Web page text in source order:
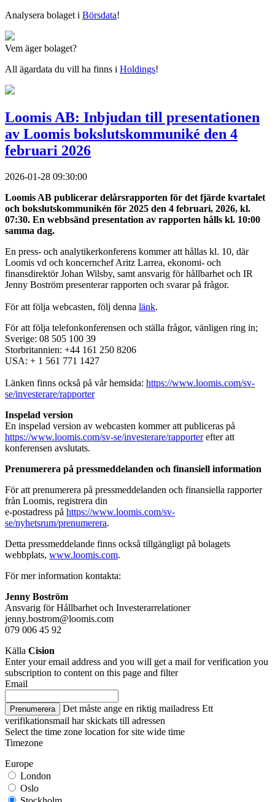
Analysera bolaget i Börsdata!
Vem äger bolaget?
All ägardata du vill ha finns i Holdings!
Loomis AB: Inbjudan till presentationen
av Loomis bokslutskommuniké den 4
februari 2026
2026-01-28 09:30:00
Loomis AB publicerar delårsrapporten för det fjärde kvartalet
och bokslutskommunikén för 2025 den 4 februari, 2026, kl.
07:30. En webbsänd presentation av rapporten hålls kl. 10:00
samma dag.
En press- och analytikerkonferens kommer att hållas kl. 10, där
Loomis vd och koncernchef Aritz Larrea, ekonomi- och
finansdirektör Johan Wilsby, samt ansvarig för hållbarhet och IR
Jenny Boström presenterar rapporten och svarar på frågor.
För att följa webcasten, följ denna länk.
För att följa telefonkonferensen och ställa frågor, vänligen ring in;
Sverige: 08 505 100 39
Storbritannien: +44 161 250 8206
USA: + 1 561 771 1427
Länken finns också på vår hemsida: https://www.loomis.com/sv-
se/investerare/rapporter
Inspelad version
En inspelad version av webcasten kommer att publiceras på
https://www.loomis.com/sv-se/investerare/rapporterefter att
konferensen avslutats.
Prenumerera på pressmeddelanden och finansiell information
För att prenumerera på pressmeddelanden och finansiella rapporter
från Loomis, registrera din
e-postadress på https://www.loomis.com/sv-
se/nyhetsrum/prenumerera.
Detta pressmeddelande finns också tillgängligt på bolagets
webbplats, www.loomis.com.
För mer information kontakta:
Jenny Boström
Ansvarig för Hållbarhet och Investerarrelationer
jenny.bostrom@loomis.com
079 006 45 92
Källa Cision
Enter your email address and you will get a mail for verification you
subscription to content on this page and filter
Email
Prenumerera Det måste ange en riktig mailadress Ett
verifikationsmail har skickats till adressen
Select the time zone location for site wide time
Timezone
Europe
London
Oslo